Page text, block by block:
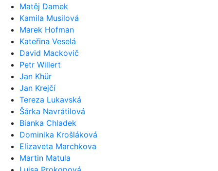
Matěj Damek
Kamila Musilová
Marek Hofman
Kateřina Veselá
David Mackovič
Petr Willert
Jan Khür
Jan Krejčí
Tereza Lukavská
Šárka Navrátilová
Bianka Chladek
Dominika Krošláková
Elizaveta Marchkova
Martin Matula